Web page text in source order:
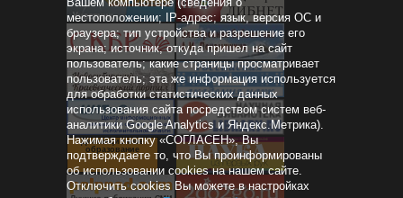
Дистанционное
образование
местоположении; IP-адрес; язык, версия ОС и
браузера; тип устройства и разрешение его
экрана; источник, откуда пришел на сайт
пользователь; какие страницы просматривает
пользователь; эта же информация используется
для обработки статистических данных
использования сайта посредством систем веб-
аналитики Google Analytics и Яндекс.Метрика).
Нажимая кнопку «СОГЛАСЕН», Вы
подтверждаете то, что Вы проинформированы
об использовании cookies на нашем сайте.
Отключить cookies Вы можете в настройках